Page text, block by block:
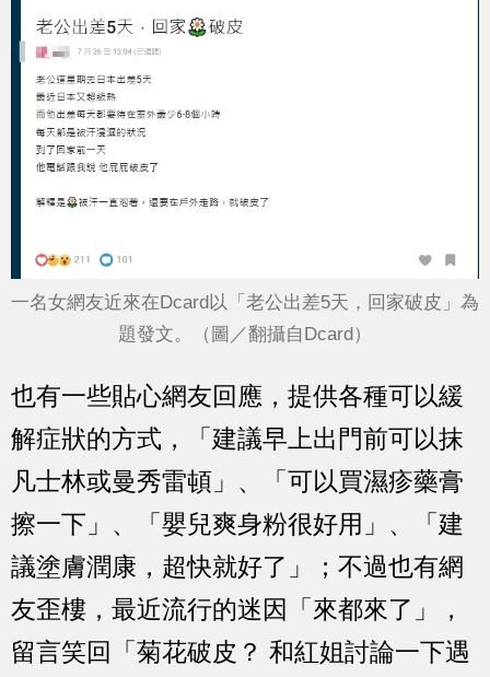
一名女網友近來在Dcard以「老公出差5天，回家破皮」為
題發文。（圖／翻攝自Dcard）
也有一些貼心網友回應，提供各種可以緩
解症狀的方式，「建議早上出門前可以抹
凡士林或曼秀雷頓」、「可以買濕疹藥膏
擦一下」、「嬰兒爽身粉很好用」、「建
議塗膚潤康，超快就好了」；不過也有網
友歪樓，最近流行的迷因「來都來了」，
留言笑回「菊花破皮？ 和紅姐討論一下遇